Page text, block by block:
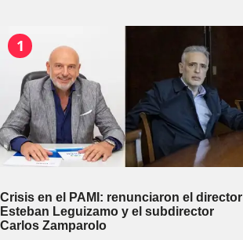
1
Crisis en el PAMI: renunciaron el director
Esteban Leguizamo y el subdirector
Carlos Zamparolo